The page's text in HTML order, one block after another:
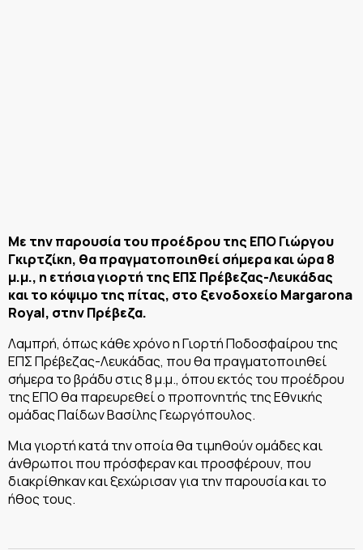
Με την παρουσία του προέδρου της ΕΠΟ Γιώργου
Γκιρτζίκη, θα πραγματοποιηθεί σήμερα και ώρα 8
μ.μ., η ετήσια γιορτή της ΕΠΣ Πρέβεζας-Λευκάδας
και το κόψιμο της πίτας, στο ξενοδοχείο Margarona
Royal, στην Πρέβεζα.
Λαμπρή, όπως κάθε χρόνο η Γιορτή Ποδοσφαίρου της
ΕΠΣ Πρέβεζας-Λευκάδας, που θα πραγματοποιηθεί
σήμερα το βράδυ στις 8 μ.μ., όπου εκτός του προέδρου
της ΕΠΟ θα παρευρεθεί ο προπονητής της Εθνικής
ομάδας Παίδων Βασίλης Γεωργόπουλος.
Μια γιορτή κατά την οποία θα τιμηθούν ομάδες και
άνθρωποι που πρόσφεραν και προσφέρουν, που
διακρίθηκαν και ξεχώρισαν για την παρουσία και το
ήθος τους.